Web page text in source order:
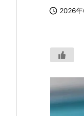
 2026